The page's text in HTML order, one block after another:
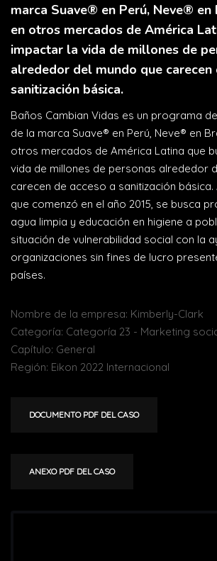
marca Suave® en Perú, Neve®
en otros mercados de América
impactar la vida de millones de
alrededor del mundo que carecen
sanitización básica.
Baños Cambian Vidas es un programa
de la marca Suave® en Perú, Neve® en
otros mercados de América Latina que
vida de millones de personas alrededor
carecen de acceso a sanitización básica.
que comenzó en el año 2015, se busca
agua limpia y educación en higiene a
situación de vulnerabilidad social con la
organizaciones sin fines de lucro
países.
Nombre de la empresa: Kimberly-Clark
Categoría: Categoría 23 - Marketing
Capítulo: General
Región: Eikon 2022 Internacional
DOCUMENTO PDF DEL CASO
ANEXO PDF DEL CASO